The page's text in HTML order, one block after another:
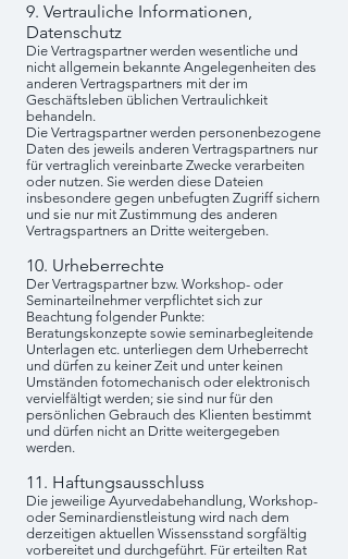
9. Vertrauliche Informationen,
Datenschutz
Die Vertragspartner werden wesentliche und
nicht allgemein bekannte Angelegenheiten des
anderen Vertragspartners mit der im
Geschäftsleben üblichen Vertraulichkeit
behandeln.
Die Vertragspartner werden personenbezogene
Daten des jeweils anderen Vertragspartners nur
für vertraglich vereinbarte Zwecke verarbeiten
oder nutzen. Sie werden diese Dateien
insbesondere gegen unbefugten Zugriff sichern
und sie nur mit Zustimmung des anderen
Vertragspartners an Dritte weitergeben.
10. Urheberrechte
Der Vertragspartner bzw. Workshop- oder
Seminarteilnehmer verpflichtet sich zur
Beachtung folgender Punkte:
Beratungskonzepte sowie seminarbegleitende
Unterlagen etc. unterliegen dem Urheberrecht
und dürfen zu keiner Zeit und unter keinen
Umständen fotomechanisch oder elektronisch
vervielfältigt werden; sie sind nur für den
persönlichen Gebrauch des Klienten bestimmt
und dürfen nicht an Dritte weitergegeben
werden.
11. Haftungsausschluss
Die jeweilige Ayurvedabehandlung, Workshop-
oder Seminardienstleistung wird nach dem
derzeitigen aktuellen Wissensstand sorgfältig
vorbereitet und durchgeführt. Für erteilten Rat